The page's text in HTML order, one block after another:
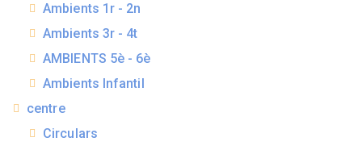
Ambients 1r - 2n
Ambients 3r - 4t
AMBIENTS 5è - 6è
Ambients Infantil
centre
Circulars